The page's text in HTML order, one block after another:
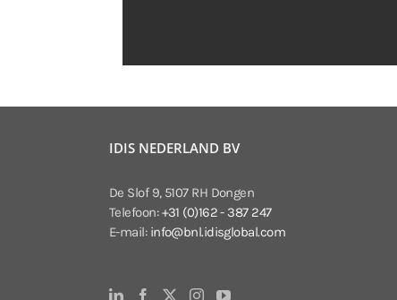
IDIS NEDERLAND BV
De Slof 9, 5107 RH Dongen
Telefoon:+31 (0)162 - 387 247
E-mail: info@bnl.idisglobal.com